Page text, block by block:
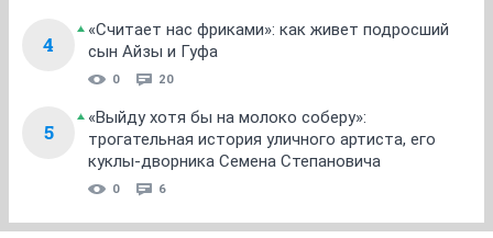
4
«Считает нас фриками»: как живет подросший
сын Айзы и Гуфа
0 20
5
«Выйду хотя бы на молоко соберу»:
трогательная история уличного артиста, его
куклы-дворника Семена Степановича
0 6